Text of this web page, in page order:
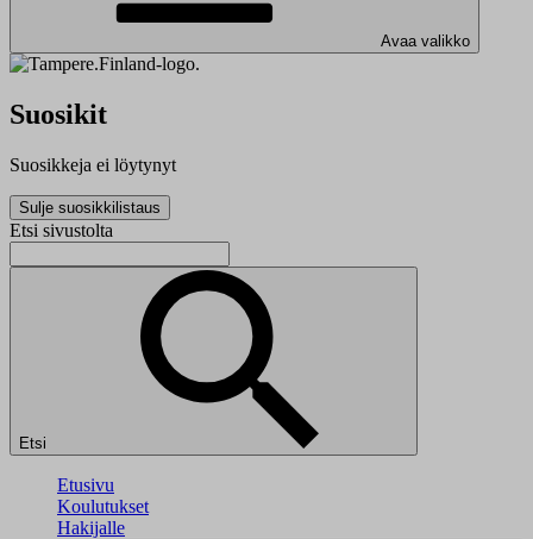
Avaa valikko
Suosikit
Suosikkeja ei löytynyt
Sulje suosikkilistaus
Etsi sivustolta
Etsi
Etusivu
Koulutukset
Hakijalle